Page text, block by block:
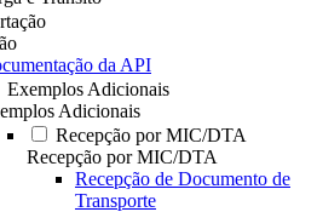
da API
Exemplos Adicionais
Adicionais
Recepção por MIC/DTA
Recepção por MIC/DTA
Recepção de Documento de
Transporte